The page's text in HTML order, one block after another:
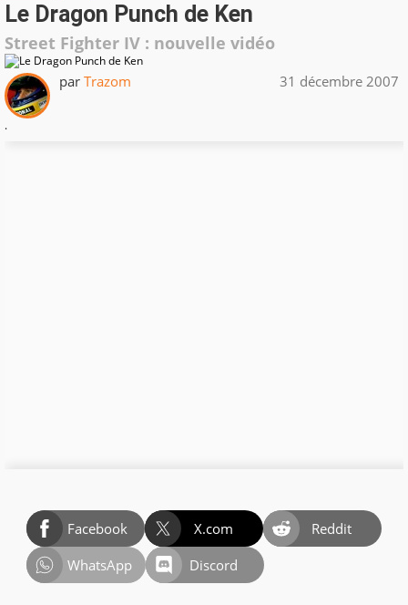
Le Dragon Punch de Ken
Street Fighter IV : nouvelle vidéo
par Trazom 31 décembre 2007
.
Facebook X.com
Reddit
WhatsApp
Discord